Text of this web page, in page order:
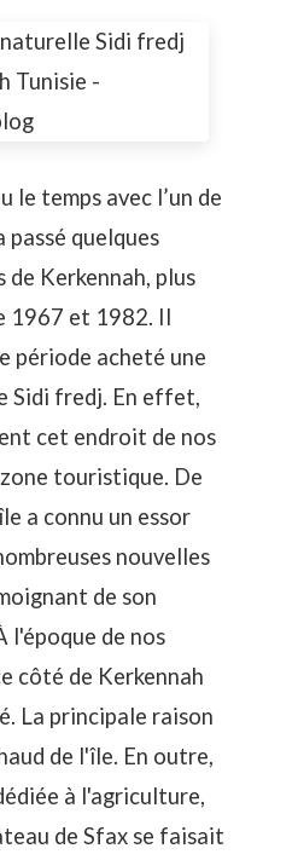
le temps avec l’un de
passé quelques
de Kerkennah, plus
1967 et 1982. Il
période acheté une
Sidi fredj. En effet,
cet endroit de nos
touristique. De
a connu un essor
nouvelles
de son
l'époque de nos
côté de Kerkennah
La principale raison
de l'île. En outre,
à l'agriculture,
de Sfax se faisait